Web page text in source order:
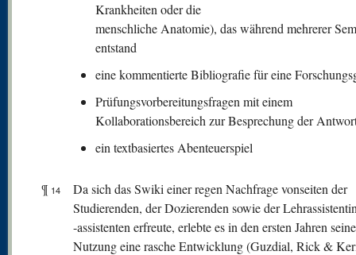
Krankheiten oder die
menschliche Anatomie), das während mehrerer
entstand
eine kommentierte Bibliografie für eine
Prüfungsvorbereitungsfragen mit einem
Kollaborationsbereich zur Besprechung der
ein textbasiertes Abenteuerspiel
¶ 14
Da sich das Swiki einer regen Nachfrage vonseiten der
Studierenden, der Dozierenden sowie der
-assistenten erfreute, erlebte es in den ersten Jahren
Nutzung eine rasche Entwicklung (Guzdial, Rick &